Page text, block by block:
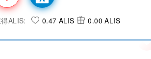
ALIS: 0.47 ALIS 0.00 ALIS